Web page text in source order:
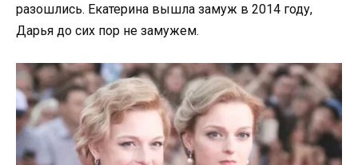
разошлись. Екатерина вышла замуж в 2014 году,
Дарья до сих пор не замужем.